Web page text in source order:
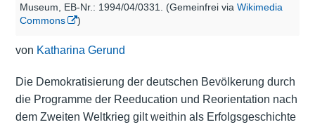
Museum, EB-Nr.: 1994/04/0331. (Gemeinfrei via Wikimedia
Commons
)
von Katharina Gerund
Die Demokratisierung der deutschen Bevölkerung durch
die Programme der Reeducation und Reorientation nach
dem Zweiten Weltkrieg gilt weithin als Erfolgsgeschichte